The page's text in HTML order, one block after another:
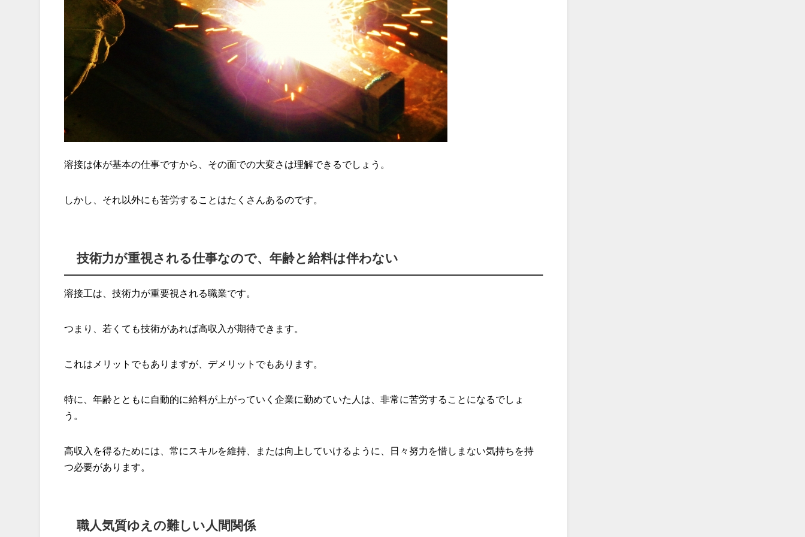
溶接は体が基本の仕事ですから、その面での大変さは理解できるでしょう。
しかし、それ以外にも苦労することはたくさんあるのです。
技術力が重視される仕事なので、年齢と給料は伴わない
溶接工は、技術力が重要視される職業です。
つまり、若くても技術があれば高収入が期待できます。
これはメリットでもありますが、デメリットでもあります。
特に、年齢とともに自動的に給料が上がっていく企業に勤めていた人は、非常に苦労することになるでしょ
う。
高収入を得るためには、常にスキルを維持、または向上していけるように、日々努力を惜しまない気持ちを持
つ必要があります。
職人気質ゆえの難しい人間関係